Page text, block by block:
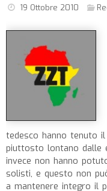
19 Ottobre 2010
tedesco hanno tenuto
piuttosto lontano dalle
invece non hanno
solisti, e questo non
a mantenere integro il